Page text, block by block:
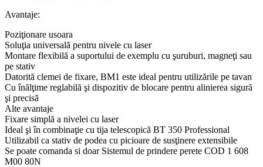
Avantaje:
Poziţionare usoara
Soluţia universală pentru nivele cu laser
Montare flexibilă a suportului de exemplu cu şuruburi, magneţi sau
pe stativ
Datorită clemei de fixare, BM1 este ideal pentru utilizările pe tavan
Cu înălţime reglabilă şi dispozitiv de blocare pentru alinierea sigură
şi precisă
Alte avantaje
Fixare simplă a nivelei cu laser
Ideal şi în combinaţie cu tija telescopică BT 350 Professional
Utilizabil ca stativ de podea cu picioare de susţinere extensibile
Se poate comanda si doar Sistemul de prindere perete COD 1 608
M00 80N